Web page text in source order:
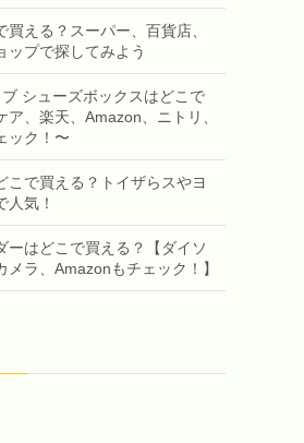
買える？スーパー、百貨店、
ップで探してみよう
シューズボックスはどこで
ア、楽天、Amazon、ニトリ、
ック！〜
こで買える？トイザらスやヨ
人気！
ーはどこで買える？【ダイソ
メラ、Amazonもチェック！】